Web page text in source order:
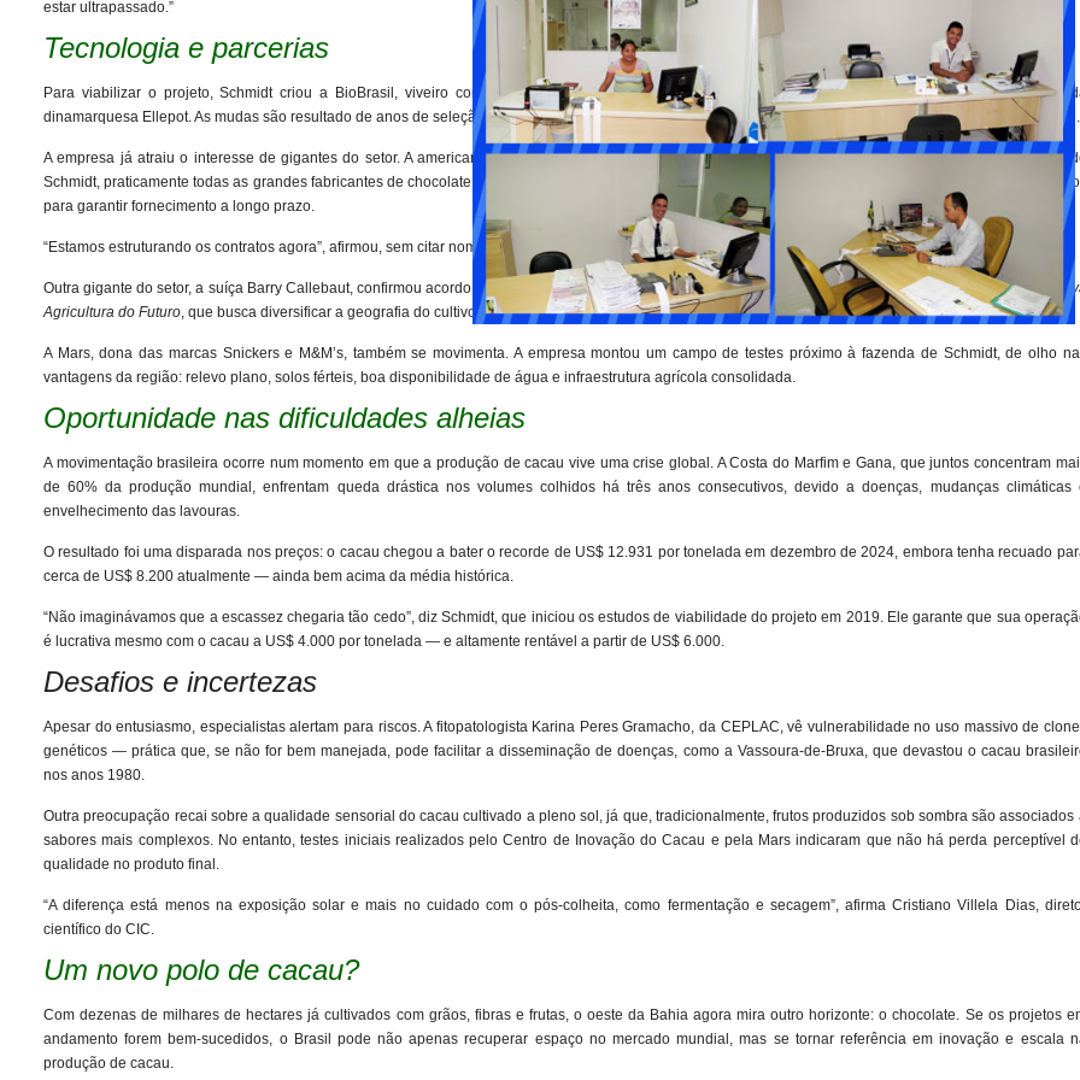
estar ultrapassado.”
Tecnologia e parcerias
Para viabilizar o projeto, Schmidt criou a BioBrasil, viveiro com capacidade para produzir até 10 milhões de mudas por ano, utilizando tecnologia
dinamarquesa Ellepot. As mudas são resultado de anos de seleção positiva — propagadas a partir das árvores com melhor desempenho em campos de teste.
A empresa já atraiu o interesse de gigantes do setor. A americana Cargill participa da fase inicial da fazenda e negocia a ampliação da parceria.
Schmidt, praticamente todas as grandes fabricantes de chocolate e comerciantes globais de cacau estão em tratativas com ele ou outros produtores
para garantir fornecimento a longo prazo.
“Estamos estruturando os contratos agora”, afirmou, sem citar nomes devido a cláusulas de confidencialidade.
Outra gigante do setor, a suíça Barry Callebaut, confirmou acordo para instalar uma fazenda de cacau de 5.000 hectares na Bahia, como parte de sua
Agricultura do Futuro, que busca diversificar a geografia do cultivo com tecnologias mais sustentáveis e produtivas.
A Mars, dona das marcas Snickers e M&M’s, também se movimenta. A empresa montou um campo de testes próximo à fazenda de Schmidt, de olho
vantagens da região: relevo plano, solos férteis, boa disponibilidade de água e infraestrutura agrícola consolidada.
Oportunidade nas dificuldades alheias
A movimentação brasileira ocorre num momento em que a produção de cacau vive uma crise global. A Costa do Marfim e Gana, que juntos concentram
de 60% da produção mundial, enfrentam queda drástica nos volumes colhidos há três anos consecutivos, devido a doenças, mudanças climáticas
envelhecimento das lavouras.
O resultado foi uma disparada nos preços: o cacau chegou a bater o recorde de US$ 12.931 por tonelada em dezembro de 2024, embora tenha recuado
cerca de US$ 8.200 atualmente — ainda bem acima da média histórica.
“Não imaginávamos que a escassez chegaria tão cedo”, diz Schmidt, que iniciou os estudos de viabilidade do projeto em 2019. Ele garante que sua
é lucrativa mesmo com o cacau a US$ 4.000 por tonelada — e altamente rentável a partir de US$ 6.000.
Desafios e incertezas
Apesar do entusiasmo, especialistas alertam para riscos. A fitopatologista Karina Peres Gramacho, da CEPLAC, vê vulnerabilidade no uso massivo de
genéticos — prática que, se não for bem manejada, pode facilitar a disseminação de doenças, como a Vassoura-de-Bruxa, que devastou o cacau
nos anos 1980.
Outra preocupação recai sobre a qualidade sensorial do cacau cultivado a pleno sol, já que, tradicionalmente, frutos produzidos sob sombra são associados
sabores mais complexos. No entanto, testes iniciais realizados pelo Centro de Inovação do Cacau e pela Mars indicaram que não há perda perceptível
qualidade no produto final.
“A diferença está menos na exposição solar e mais no cuidado com o pós-colheita, como fermentação e secagem”, afirma Cristiano Villela Dias,
científico do CIC.
Um novo polo de cacau?
Com dezenas de milhares de hectares já cultivados com grãos, fibras e frutas, o oeste da Bahia agora mira outro horizonte: o chocolate. Se os projetos
andamento forem bem-sucedidos, o Brasil pode não apenas recuperar espaço no mercado mundial, mas se tornar referência em inovação e escala
produção de cacau.